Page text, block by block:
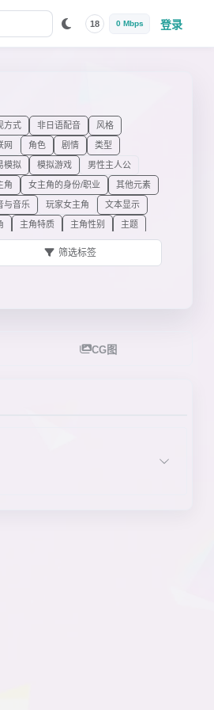
18 0 Mbps 登录
方式 非日语配音 风格
网 角色 剧情 类型
模拟 模拟游戏 男性主人公
角 女主角的身份/职业 其他元素
与音乐 玩家女主角 文本显示
主角特质 主角性别 主题
筛选标签
CG图